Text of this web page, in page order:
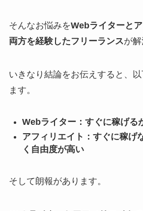
そんなお悩みをWebライターと
両方を経験したフリーランスが解
いきなり結論をお伝えすると、
ます。
Webライター：すぐに稼げる
アフィリエイト：すぐに稼げ
く自由度が高い
そして朗報があります。